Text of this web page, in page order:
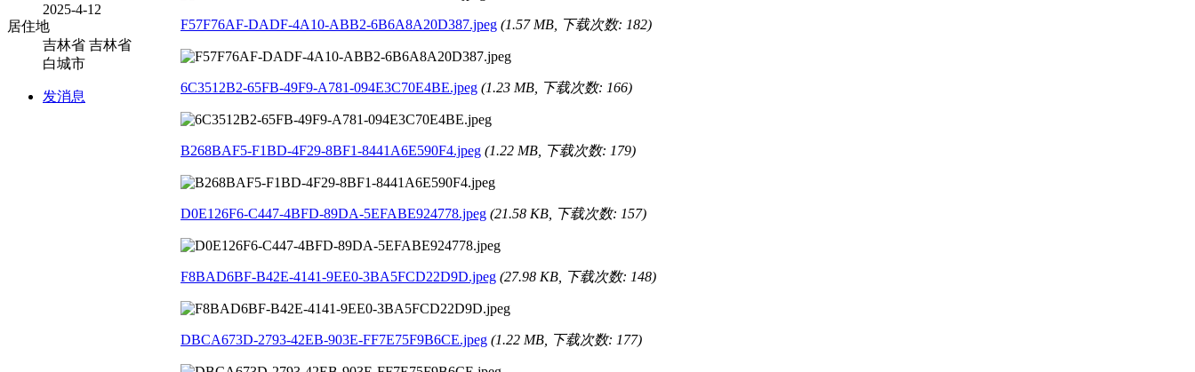
2025-4-12
居住地
吉林省 吉林省
白城市
发消息
F57F76AF-DADF-4A10-ABB2-6B6A8A20D387.jpeg (1.57 MB, 下载次数: 182)
6C3512B2-65FB-49F9-A781-094E3C70E4BE.jpeg (1.23 MB, 下载次数: 166)
B268BAF5-F1BD-4F29-8BF1-8441A6E590F4.jpeg (1.22 MB, 下载次数: 179)
D0E126F6-C447-4BFD-89DA-5EFABE924778.jpeg (21.58 KB, 下载次数: 157)
F8BAD6BF-B42E-4141-9EE0-3BA5FCD22D9D.jpeg (27.98 KB, 下载次数: 148)
DBCA673D-2793-42EB-903E-FF7E75F9B6CE.jpeg (1.22 MB, 下载次数: 177)